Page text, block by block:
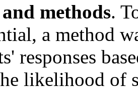
methods.
a method
responses
likelihood of